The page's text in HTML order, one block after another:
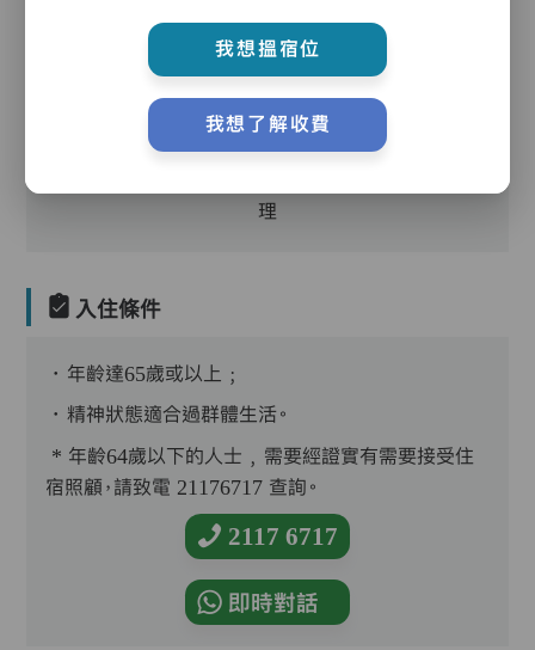
護理評估、執藥、核派藥、量度生命表徵、協助沐
浴、餵飯、換尿片
理
入住條件
．年齡達65歲或以上﹔
．精神狀態適合過群體生活。
* 年齡64歲以下的人士﹐需要經證實有需要接受住
宿照顧，請致電 21176717 查詢。
2117 6717
即時對話
我想搵宿位
我想了解收費